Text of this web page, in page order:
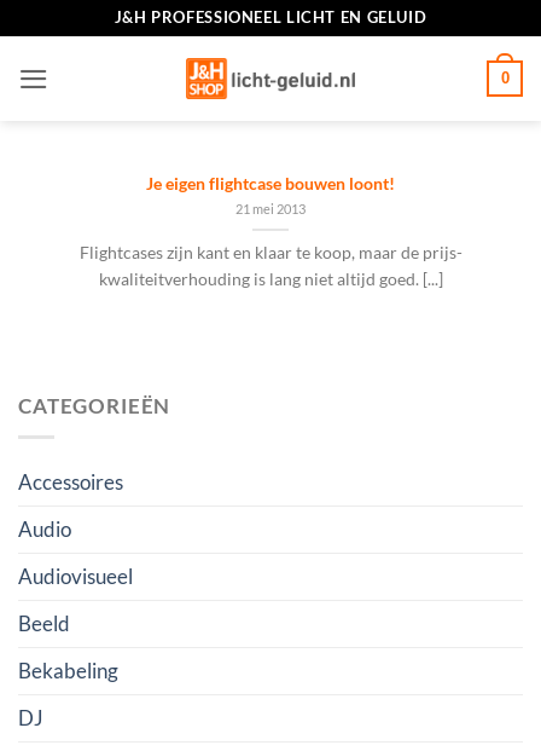
inhoud
J&H PROFESSIONEEL LICHT EN GELUID
0
CATEGORIEËN
Accessoires
Audio
Audiovisueel
Beeld
Bekabeling
DJ
Je eigen flightcase bouwen loont!
21 mei 2013
Flightcases zijn kant en klaar te koop, maar de prijs-
kwaliteitverhouding is lang niet altijd goed. [...]